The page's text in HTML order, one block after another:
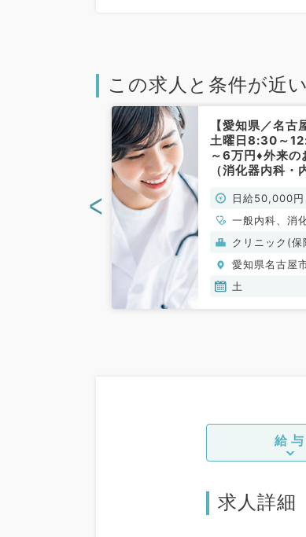
この求人と条件が近
【愛知県／名古
土曜日8:30～
～6万円♦外来の
（消化器内科・
日給50,000円
一般内科、消
クリニック(保
愛知県名古屋
土
<
給与
求人詳細